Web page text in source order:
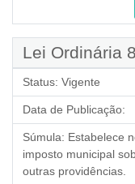
Lei Ordinária
Status: Vigente
Data de Publicação:
Súmula: Estabelece
imposto municipal
outras providências.